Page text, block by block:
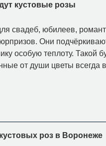
роз в Воронеже
свадеб, юбилеев,
Они
особую теплоту. Такой
от души цветы всегда
кустовые розы